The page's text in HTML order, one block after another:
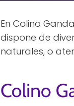
En Colino
dispone de
naturales, o
Colino